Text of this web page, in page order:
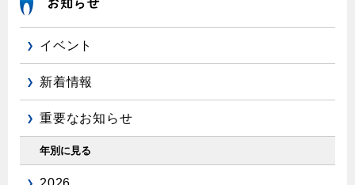
イベント
新着情報
重要なお知らせ
年別に見る